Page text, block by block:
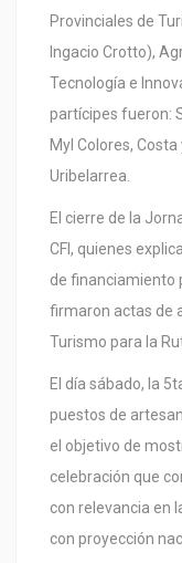
Provinciales de
Ingacio Crotto),
Tecnología e
partícipes fueron:
Myl Colores,
Uribelarrea.
El cierre de la
CFI, quienes
de financiamiento
firmaron actas de
Turismo para la
El día sábado, la
puestos de
el objetivo de
celebración que
con relevancia en
con proyección